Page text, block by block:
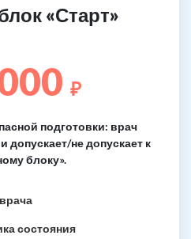
«Старт»
₽
подготовки: врач
допускает/не допускает к
блоку».
состояния